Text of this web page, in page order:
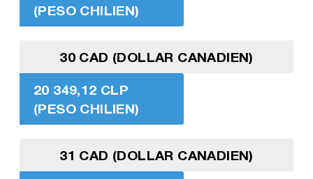
(PESO CHILIEN)
30 CAD (DOLLAR CANADIEN)
20 349,12 CLP
(PESO CHILIEN)
31 CAD (DOLLAR CANADIEN)